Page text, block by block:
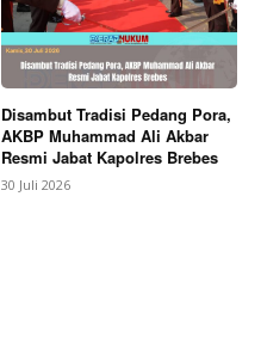
Disambut Tradisi Pedang Pora,
AKBP Muhammad Ali Akbar
Resmi Jabat Kapolres Brebes
30 Juli 2026